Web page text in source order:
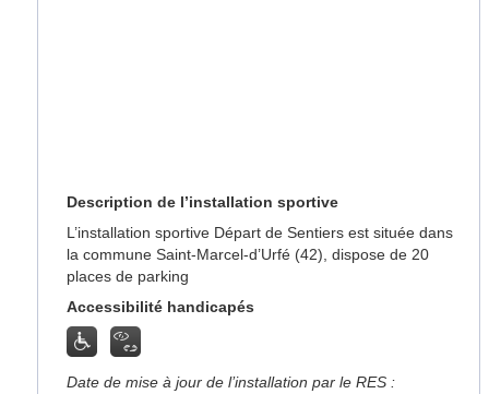
Description de l’installation sportive
L’installation sportive Départ de Sentiers est située dans
la commune Saint-Marcel-d’Urfé (42), dispose de 20
places de parking
Accessibilité handicapés
Date de mise à jour de l’installation par le RES :